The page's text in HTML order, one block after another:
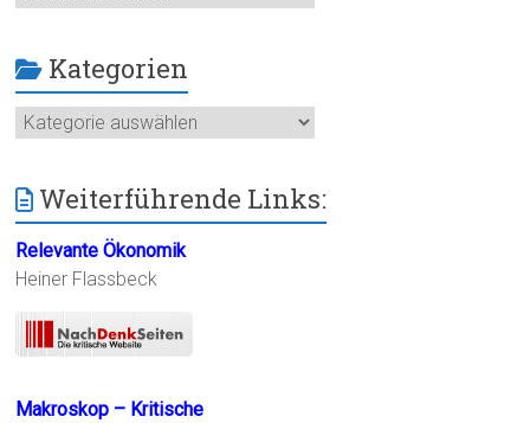
Kategorien
Kategorien
Weiterführende Links:
Relevante Ökonomik
Heiner Flassbeck
Makroskop – Kritische